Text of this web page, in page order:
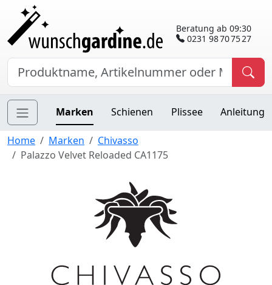
Beratung ab 09:30
0231 98 70 75 27
Marken Schienen Plissee Anleitung
Home Marken
Chivasso
Palazzo Velvet Reloaded CA1175